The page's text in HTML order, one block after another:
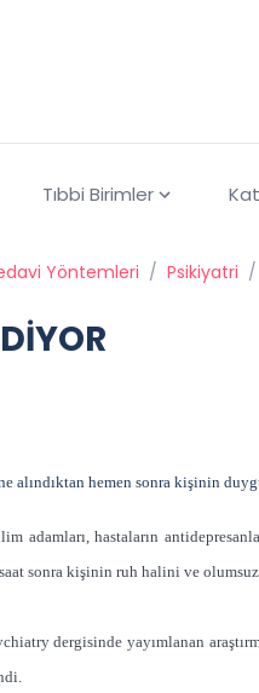
Tıbbi Birimler
Yöntemleri / Psikiyatri /
alındıktan hemen sonra kişinin
adamları, hastaların
sonra kişinin ruh halini ve
dergisinde yayımlanan